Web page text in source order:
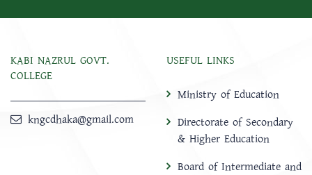
KABI NAZRUL GOVT.
COLLEGE
kngcdhaka@gmail.com
USEFUL LINKS
Ministry of Education
Directorate of Secondary
& Higher Education
Board of Intermediate and